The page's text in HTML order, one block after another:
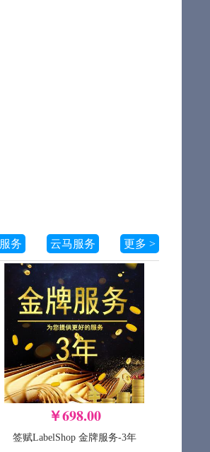
务 云马服务 更多 >
￥698.00
签赋LabelShop 金牌服务-3年
- + 加入购物车